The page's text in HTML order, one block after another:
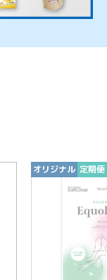
オリジナル 定期便